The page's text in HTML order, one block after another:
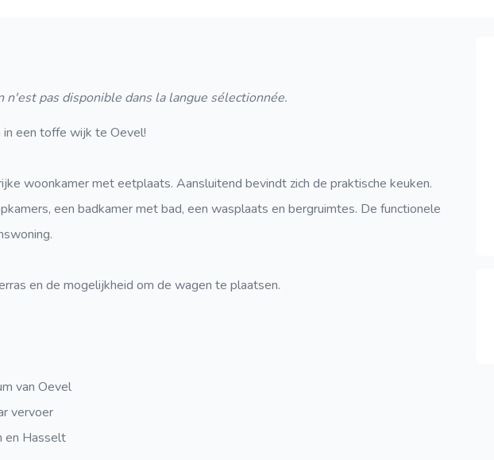
pas disponible dans la langue sélectionnée.
een toffe wijk te Oevel!
woonkamer met eetplaats. Aansluitend bevindt zich de praktische keuken.
een badkamer met bad, een wasplaats en bergruimtes. De functionele
en de mogelijkheid om de wagen te plaatsen.
van Oevel
vervoer
en Hasselt